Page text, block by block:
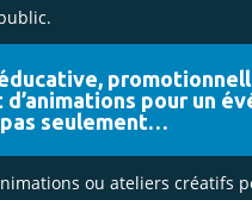
pour un
pas seulement…
ou ateliers créatifs